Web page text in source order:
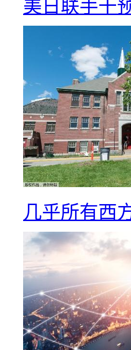
美日联手干
几乎所有西